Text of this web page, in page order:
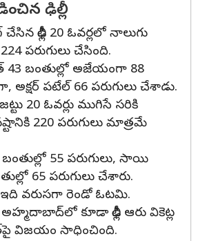
ఢిల్లీ
ఢిల్లీ 20 ఓవర్లలో నాలుగు
పరుగులు చేసింది.
43 బంతుల్లో అజేయంగా 88
అక్షర్ పటేల్ 66 పరుగులు చేశాడు.
20 ఓవర్లు ముగిసే సరికి
220 పరుగులు మాత్రమే
55 పరుగులు, సాయి
65 పరుగులు చేశారు.
ఇది వరుసగా రెండో ఓటమి.
కూడా ఢిల్లీ ఆరు వికెట్ల
విజయం సాధించింది.